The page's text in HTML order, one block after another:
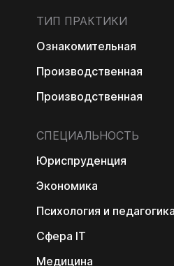
ТИП ПРАКТИКИ
Ознакомительная
Производственная
Производственная
СПЕЦИАЛЬНОСТЬ
Юриспруденция
Экономика
Психология и педагогика
Сфера IT
Медицина